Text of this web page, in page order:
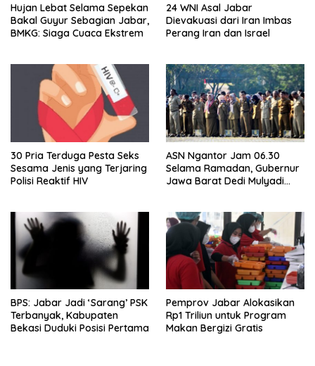
Hujan Lebat Selama Sepekan
Bakal Guyur Sebagian Jabar,
BMKG: Siaga Cuaca Ekstrem
24 WNI Asal Jabar
Dievakuasi dari Iran Imbas
Perang Iran dan Israel
30 Pria Terduga Pesta Seks
Sesama Jenis yang Terjaring
Polisi Reaktif HIV
ASN Ngantor Jam 06.30
Selama Ramadan, Gubernur
Jawa Barat Dedi Mulyadi
BPS: Jabar Jadi ‘Sarang’ PSK
Terbanyak, Kabupaten
Bekasi Duduki Posisi Pertama
Pemprov Jabar Alokasikan
Rp1 Triliun untuk Program
Makan Bergizi Gratis